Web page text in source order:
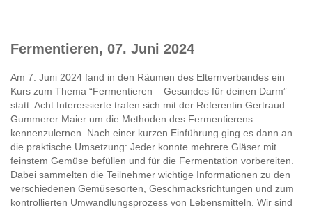
Fermentieren, 07. Juni 2024
Am 7. Juni 2024 fand in den Räumen des Elternverbandes ein
Kurs zum Thema “Fermentieren – Gesundes für deinen Darm”
statt. Acht Interessierte trafen sich mit der Referentin Gertraud
Gummerer Maier um die Methoden des Fermentierens
kennenzulernen. Nach einer kurzen Einführung ging es dann an
die praktische Umsetzung: Jeder konnte mehrere Gläser mit
feinstem Gemüse befüllen und für die Fermentation vorbereiten.
Dabei sammelten die Teilnehmer wichtige Informationen zu den
verschiedenen Gemüsesorten, Geschmacksrichtungen und zum
kontrollierten Umwandlungsprozess von Lebensmitteln. Wir sind